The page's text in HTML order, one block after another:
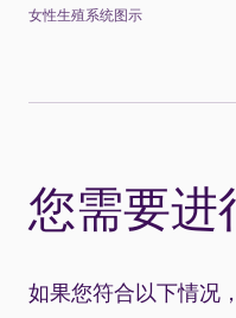
女性生殖系统图示
您需要进
如果您符合以下情况